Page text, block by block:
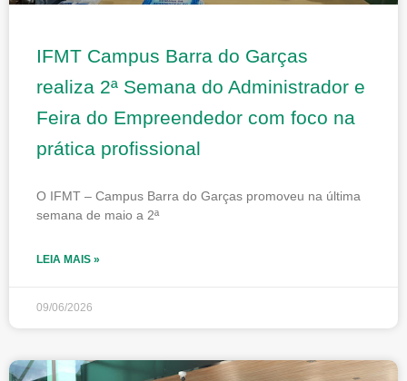
IFMT Campus Barra do Garças
realiza 2ª Semana do Administrador e
Feira do Empreendedor com foco na
prática profissional
O IFMT – Campus Barra do Garças promoveu na última
semana de maio a 2ª
LEIA MAIS »
09/06/2026